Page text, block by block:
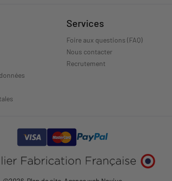
Services
Foire aux questions (FAQ)
Nous contacter
Recrutement